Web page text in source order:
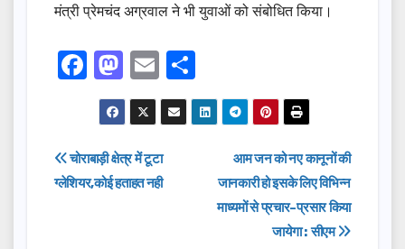
मंत्री प्रेमचंद अग्रवाल ने भी युवाओं को संबोधित किया।
F
a
c
e
b
M
a
st
o
d
E
m
ail
h
ar
Post
navigation
आम जन को नए कानूनों की
जानकारी हो इसके लिए विभिन्न
माध्यमों से प्रचार-प्रसार किया
जायेगा : सीएम
चोराबाड़ी क्षेत्र में टूटा
ग्लेशियर,कोई हताहत नही